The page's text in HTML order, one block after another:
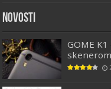
Novosti
GOME